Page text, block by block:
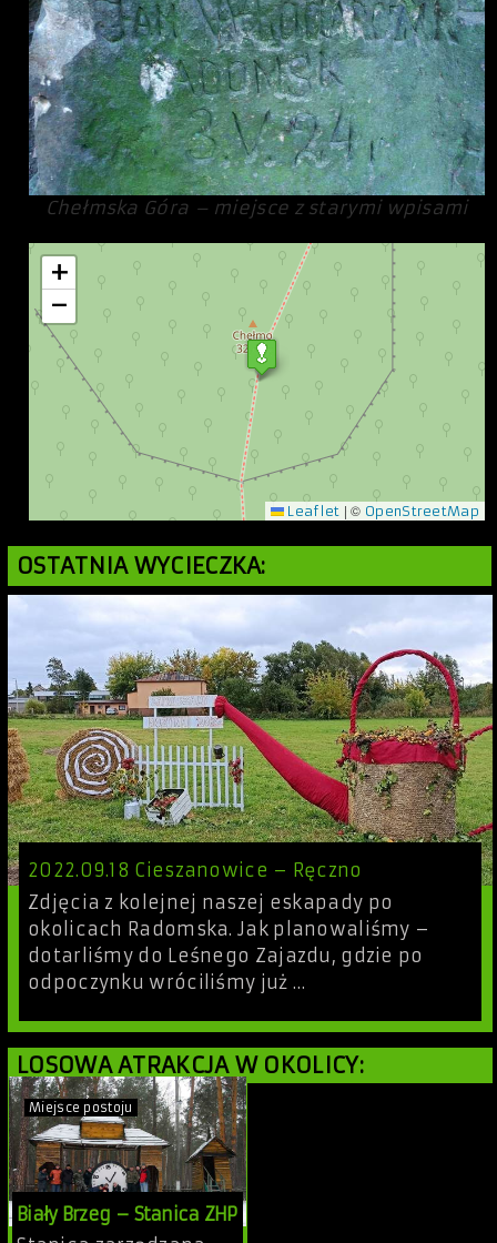
Chełmska Góra – miejsce z starymi wpisami
+
−
Leaflet | © OpenStreetMap
OSTATNIA WYCIECZKA:
2022.09.18 Cieszanowice – Ręczno
Zdjęcia z kolejnej naszej eskapady po
okolicach Radomska. Jak planowaliśmy –
dotarliśmy do Leśnego Zajazdu, gdzie po
odpoczynku wróciliśmy już …
LOSOWA ATRAKCJA W OKOLICY:
Miejsce postoju
Biały Brzeg – Stanica ZHP